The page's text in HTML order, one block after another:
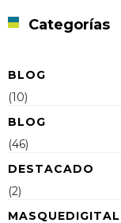
Categorías
BLOG
(10)
BLOG
(46)
DESTACADO
(2)
MASQUEDIGITAL